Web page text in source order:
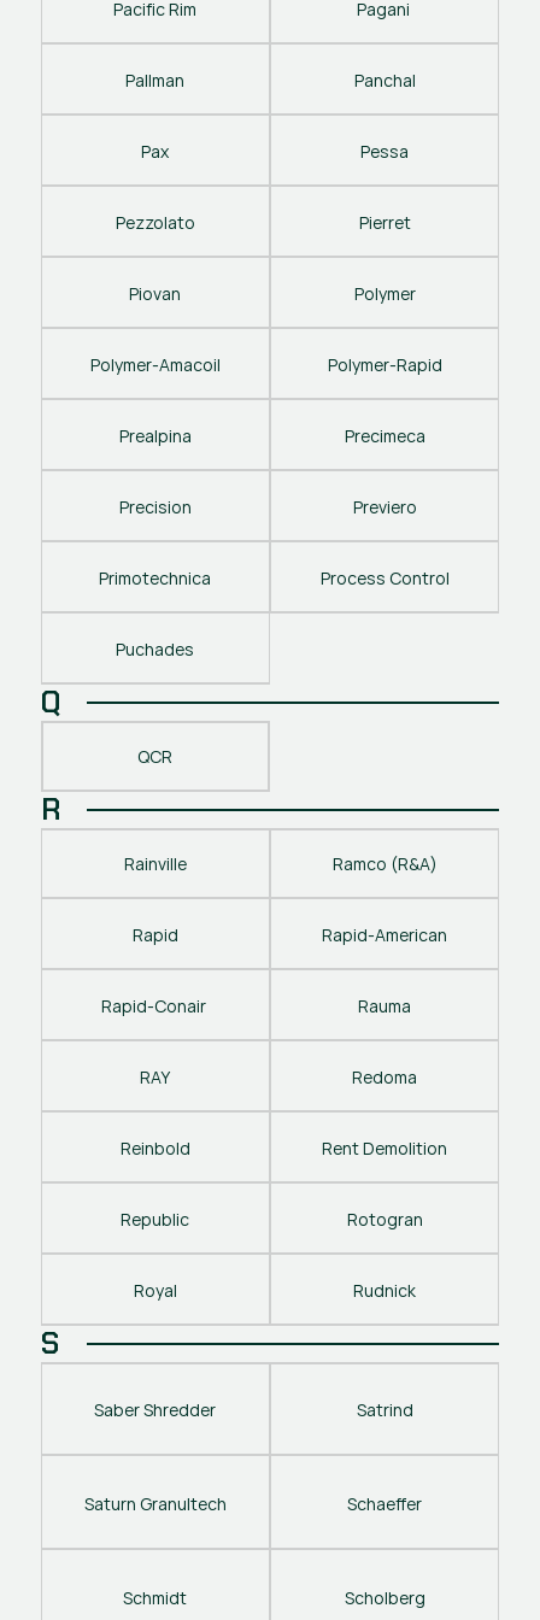
Pacific Rim Pagani
Pallman Panchal
Pax Pessa
Pezzolato Pierret
Piovan Polymer
Polymer-Amacoil Polymer-Rapid
Prealpina Precimeca
Precision Previero
Primotechnica Process Control
Puchades
Q
QCR
R
Rainville Ramco (R&A)
Rapid Rapid-American
Rapid-Conair Rauma
RAY Redoma
Reinbold Rent Demolition
Republic Rotogran
Royal Rudnick
S
Saber Shredder Satrind
Saturn Granultech Schaeffer
Schmidt Scholberg